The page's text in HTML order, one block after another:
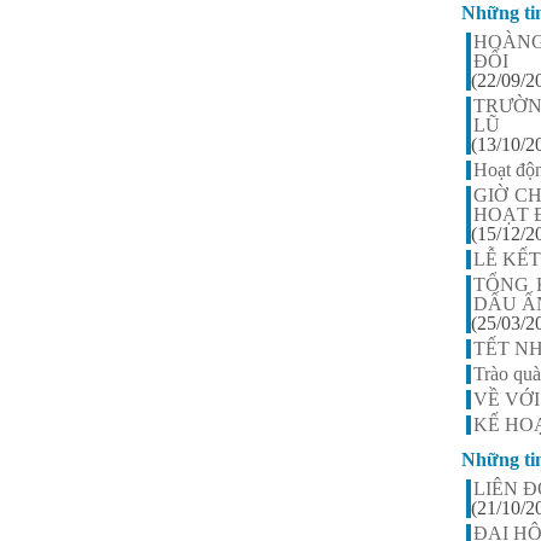
Những
ĐỐI
(22/09/
LŨ
(13/10/
Hoạt
GIỜ
HOẠT
(15/12/
LỄ
TỔNG
DẤU
(25/03/
TẾT
Trào
VỀ
KẾ
Những
LIÊN
(21/10/
ĐẠI